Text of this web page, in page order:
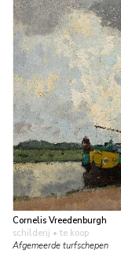
Cornelis Vreedenburgh
schilderij • te koop
Afgemeerde turfschepen